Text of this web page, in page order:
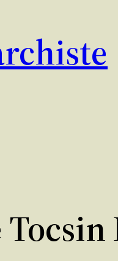
Tocsin